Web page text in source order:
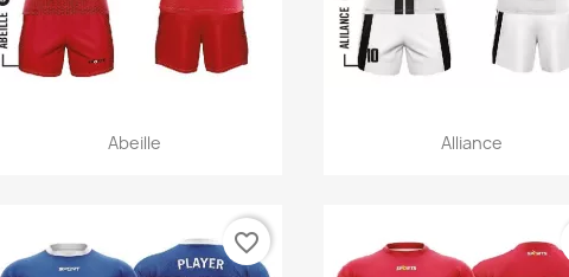
Aperçu rapide
Abeille Aperçu rapide
Alliance
favorite_border